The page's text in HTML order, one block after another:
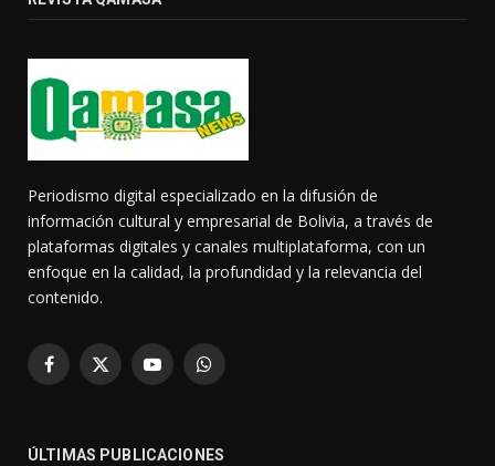
Periodismo digital especializado en la difusión de
información cultural y empresarial de Bolivia, a través de
plataformas digitales y canales multiplataforma, con un
enfoque en la calidad, la profundidad y la relevancia del
contenido.
Facebook
X
YouTubeWhatsApp
ÚLTIMAS PUBLICACIONES